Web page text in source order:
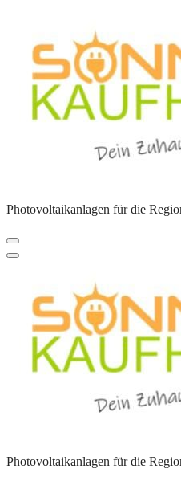
springen
Photovoltaikanlagen für die
Photovoltaikanlagen für die